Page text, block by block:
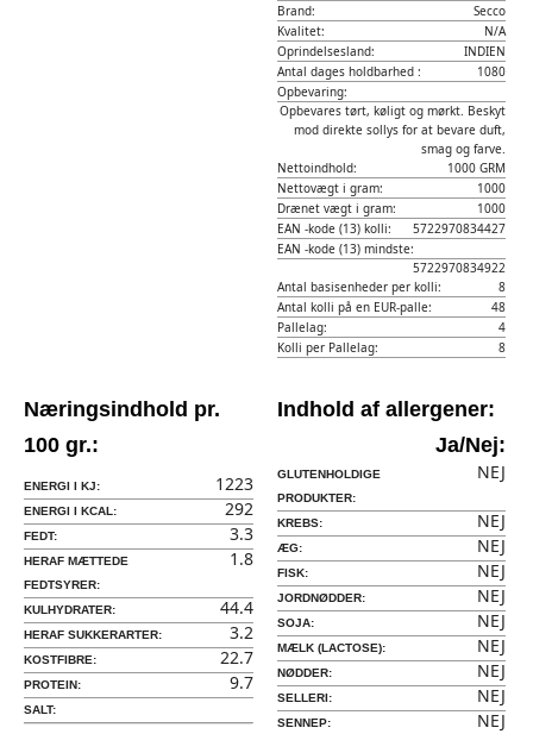
Brand:
Secco
Kvalitet:
N/A
Oprindelsesland:
INDIEN
Antal dages holdbarhed :
1080
Opbevaring:
Opbevares tørt, køligt og mørkt. Beskyt
mod direkte sollys for at bevare duft,
smag og farve.
Nettoindhold:
1000 GRM
Nettovægt i gram:
1000
Drænet vægt i gram:
1000
EAN -kode (13) kolli:
5722970834427
EAN -kode (13) mindste:
5722970834922
Antal basisenheder per kolli:
8
Antal kolli på en EUR-palle:
48
Pallelag:
4
Kolli per Pallelag:
8
Næringsindhold pr.
100 gr.:
ENERGI I KJ: 1223
ENERGI I KCAL: 292
FEDT: 3.3
HERAF MÆTTEDE
FEDTSYRER:
1.8
KULHYDRATER: 44.4
HERAF SUKKERARTER: 3.2
KOSTFIBRE: 22.7
PROTEIN: 9.7
SALT:
Indhold af allergener:
Ja/Nej:
GLUTENHOLDIGE
PRODUKTER:
NEJ
KREBS: NEJ
ÆG: NEJ
FISK: NEJ
JORDNØDDER: NEJ
SOJA: NEJ
MÆLK (LACTOSE): NEJ
NØDDER: NEJ
SELLERI: NEJ
SENNEP: NEJ